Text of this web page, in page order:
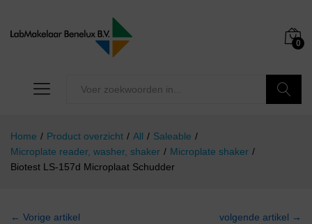
0
Home / Product overzicht / All / Saleable /
Microplate reader, washer, shaker / Microplate shaker /
Biotest LS-157d Microplaat Schudder
← Vorige artikel volgende artikel →